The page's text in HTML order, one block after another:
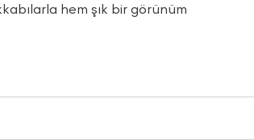
hem şık bir görünüm